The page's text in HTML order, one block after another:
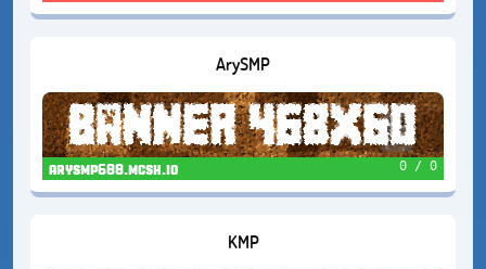
ArySMP
arysmp688.mcsh.io 0 / 0
KMP